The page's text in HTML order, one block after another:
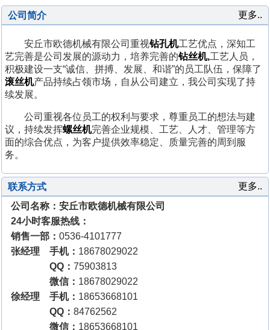
更多..
公司简介
安丘市欧德机械有限公司重视钻孔机工艺优点，深知工
艺完善是公司发展的源动力，培养完善的钻丝机,工艺人员，
积极建设一支“诚信、拼搏、发展、和谐”的员工队伍，保障了
滚丝机产品持续占领市场，自从公司建立，我公司实现了持
续发展。
公司重视各位员工的权利与要求，尊重员工的想法与建
议，持续发挥螺丝机完善企业规模、工艺、人才、管理等方
面的综合优点，为客户提供效率稳定、质量完善的周到服
务。
更多..
联系方式
公司名称：安丘市欧德机械有限公司
24小时客服热线：
销售一部：0536-4101777
张经理 手机： 18678029022
QQ：75903813
微信： 18678029022
徐经理 手机： 18653668101
QQ：84762562
微信： 18653668101